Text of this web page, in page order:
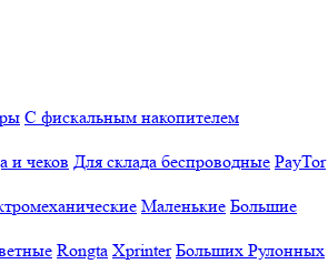
С фискальным накопителем
и чеков Для склада беспроводные PayTor
Маленькие Большие
Rongta Xprinter Больших Рулонных